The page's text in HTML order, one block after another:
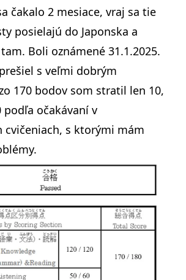
čakalo 2 mesiace, vraj sa tie
posielajú do Japonska a
Boli oznámené 31.1.2025.
s veľmi dobrým
170 bodov som stratil len 10,
podľa očakávaní v
cvičeniach, s ktorými mám